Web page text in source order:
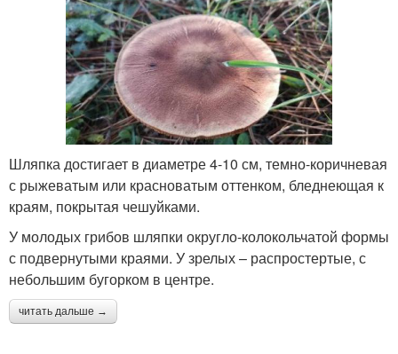
Шляпка достигает в диаметре 4-10 см, темно-коричневая
с рыжеватым или красноватым оттенком, бледнеющая к
краям, покрытая чешуйками.
У молодых грибов шляпки округло-колокольчатой формы
с подвернутыми краями. У зрелых – распростертые, с
небольшим бугорком в центре.
читать дальше →